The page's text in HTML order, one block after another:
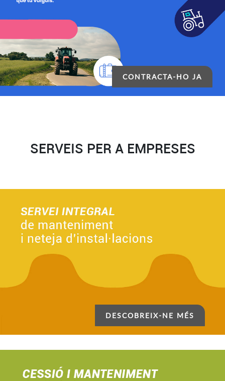
CONTRACTA-HO JA
SERVEIS PER A EMPRESES
DESCOBREIX-NE MÉS